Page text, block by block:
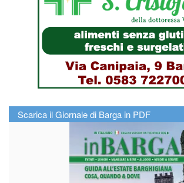
Scarica il Giornale di Barga in PDF